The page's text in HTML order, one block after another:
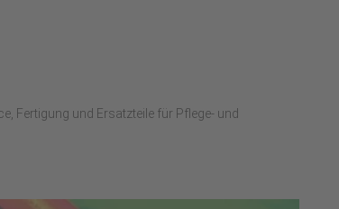
Fertigung und Ersatzteile für Pflege- und